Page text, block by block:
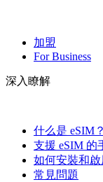
加盟
For Business
深入瞭解
什么是 eSIM？
支援 eSIM 的
如何安裝和
常見問題